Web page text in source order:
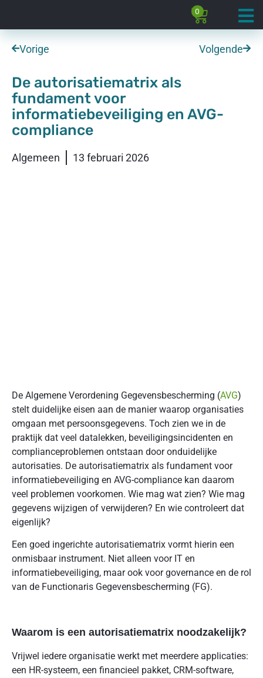
0
Vorige Volgende
De autorisatiematrix als
fundament voor
informatiebeveiliging en AVG-
compliance
Algemeen 13 februari 2026
De Algemene Verordening Gegevensbescherming (AVG)
stelt duidelijke eisen aan de manier waarop organisaties
omgaan met persoonsgegevens. Toch zien we in de
praktijk dat veel datalekken, beveiligingsincidenten en
complianceproblemen ontstaan door onduidelijke
autorisaties. De autorisatiematrix als fundament voor
informatiebeveiliging en AVG-compliance kan daarom
veel problemen voorkomen. Wie mag wat zien? Wie mag
gegevens wijzigen of verwijderen? En wie controleert dat
eigenlijk?
Een goed ingerichte autorisatiematrix vormt hierin een
onmisbaar instrument. Niet alleen voor IT en
informatiebeveiliging, maar ook voor governance en de rol
van de Functionaris Gegevensbescherming (FG).
Waarom is een autorisatiematrix noodzakelijk?
Vrijwel iedere organisatie werkt met meerdere applicaties:
een HR-systeem, een financieel pakket, CRM-software,